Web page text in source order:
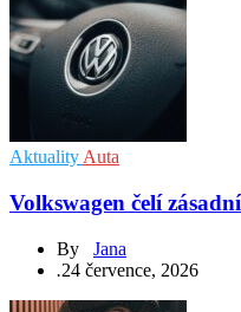
AktualityAuta
Volkswagen čelí
By Jana
.24 července, 2026